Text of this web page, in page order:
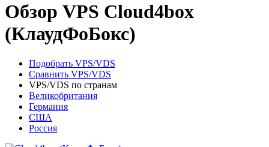
Обзор VPS Cloud4box
(КлаудФоБокс)
Подобрать VPS/VDS
Сравнить VPS/VDS
VPS/VDS по странам
Великобритания
Германия
США
Россия